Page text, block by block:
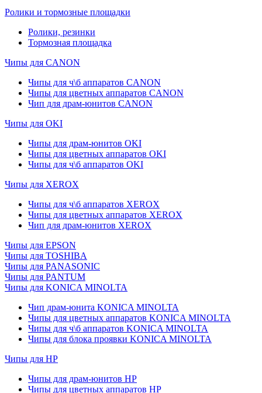
Ролики и тормозные площадки
Ролики, резинки
Тормозная площадка
Чипы для CANON
Чипы для ч\б аппаратов CANON
Чипы для цветных аппаратов CANON
Чип для драм-юнитов CANON
Чипы для OKI
Чипы для драм-юнитов OKI
Чипы для цветных аппаратов OKI
Чипы для ч\б аппаратов OKI
Чипы для XEROX
Чипы для ч\б аппаратов XEROX
Чипы для цветных аппаратов XEROX
Чип для драм-юнитов XEROX
Чипы для EPSON
Чипы для TOSHIBA
Чипы для PANASONIC
Чипы для PANTUM
Чипы для KONICA MINOLTA
Чип драм-юнита KONICA MINOLTA
Чипы для цветных аппаратов KONICA MINOLTA
Чипы для ч\б аппаратов KONICA MINOLTA
Чипы для блока проявки KONICA MINOLTA
Чипы для HP
Чипы для драм-юнитов HP
Чипы для цветных аппаратов HP